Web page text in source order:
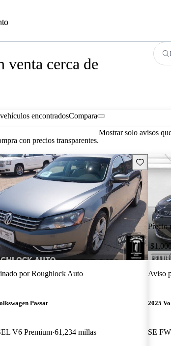
venta cerca de
encontradosCompara
con precios transparentes.
Mostrar solo avisos
Guarda
porRoughlock Auto
Passat
V6 Premium 61,234 millas
Precio
-
Aviso
2025
SE